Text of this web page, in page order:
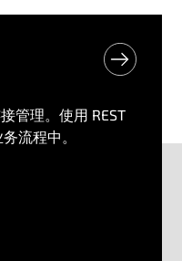
管理。使用 REST
流程中。